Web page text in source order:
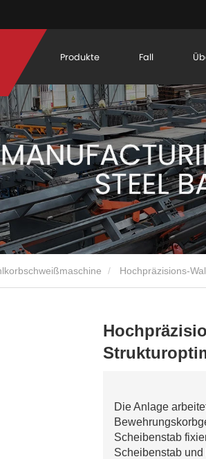
Produkte Fall
Hochpräzisions-
Die Anlage
Scheibenstab
Scheibenstab